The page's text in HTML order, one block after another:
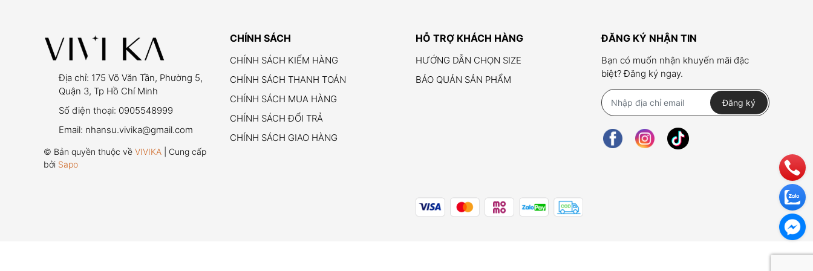
Địa chỉ: 175 Võ Văn Tần, Phường 5,
Quận 3, Tp Hồ Chí Minh
Số điện thoại: 0905548999
Email: nhansu.vivika@gmail.com
© Bản quyền thuộc về VIVIKA | Cung cấp
bởi Sapo
CHÍNH SÁCH
CHÍNH SÁCH KIỂM HÀNG
CHÍNH SÁCH THANH TOÁN
CHÍNH SÁCH MUA HÀNG
CHÍNH SÁCH ĐỔI TRẢ
CHÍNH SÁCH GIAO HÀNG
HỖ TRỢ KHÁCH HÀNG
HƯỚNG DẪN CHỌN SIZE
BẢO QUẢN SẢN PHẨM
ĐĂNG KÝ NHẬN TIN
Bạn có muốn nhận khuyến mãi đặc
biệt? Đăng ký ngay.
Đăng ký